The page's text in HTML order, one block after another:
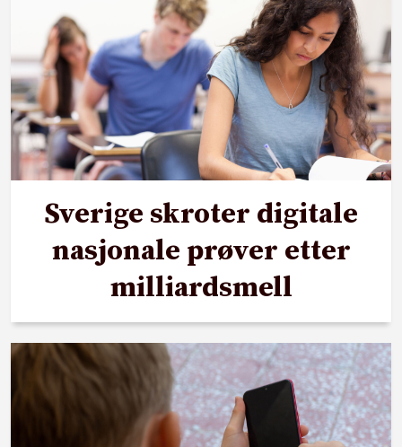
Sverige skroter digitale
nasjonale prøver etter
milliardsmell